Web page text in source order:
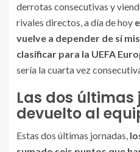
derrotas consecutivas y
rivales directos, a día de hoy
vuelve a depender de sí
clasificar para la UEFA
sería la cuarta vez
Las dos
devuelto al
Estas dos últimas jornadas,